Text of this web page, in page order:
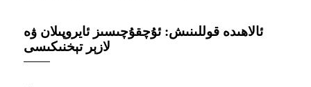
ئالاھىدە قوللىنىش: ئۇچقۇچىسىز ئايروپىلان ۋە
لازېر تېخنىكىسى